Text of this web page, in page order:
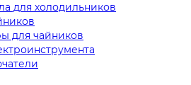
для холодильников
для чайников